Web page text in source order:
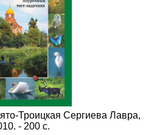
Троицкая Сергиева Лавра,
- 200 с.